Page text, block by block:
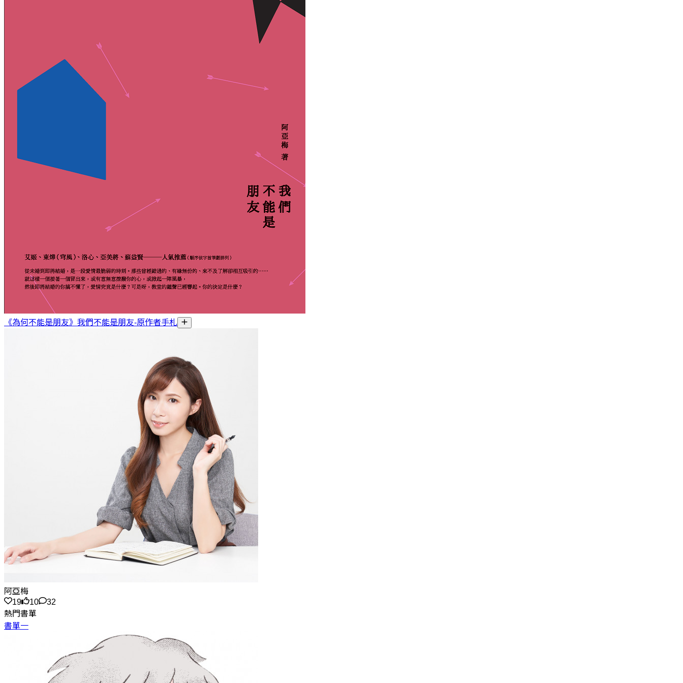
《為何不能是朋友》我們不能是朋友-原作者手札
阿亞梅
19
10
32
熱門書單
書單一